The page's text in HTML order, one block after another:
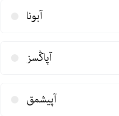
آبونا
آپاڭسز
آپیشمق